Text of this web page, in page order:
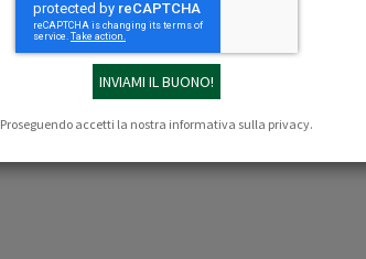
Proseguendo accetti la nostra informativa sulla privacy.